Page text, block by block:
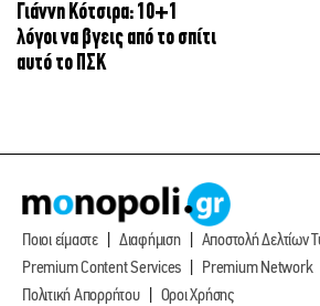
Γιάννη Κότσιρα: 10+1
λόγοι να βγεις από το σπίτι
αυτό το ΠΣΚ
Ποιοι είμαστε Διαφήμιση
Αποστολή Δελτίων
Premium Content Services
Premium Network
Πολιτική Απορρήτου
Οροι Χρήσης